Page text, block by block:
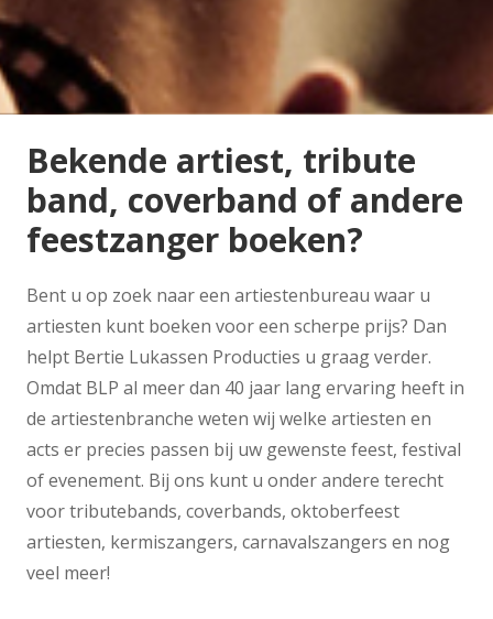
Bekende artiest, tribute
band, coverband of andere
feestzanger boeken?
Bent u op zoek naar een artiestenbureau waar u
artiesten kunt boeken voor een scherpe prijs? Dan
helpt Bertie Lukassen Producties u graag verder.
Omdat BLP al meer dan 40 jaar lang ervaring heeft in
de artiestenbranche weten wij welke artiesten en
acts er precies passen bij uw gewenste feest, festival
of evenement. Bij ons kunt u onder andere terecht
voor tributebands, coverbands, oktoberfeest
artiesten, kermiszangers, carnavalszangers en nog
veel meer!